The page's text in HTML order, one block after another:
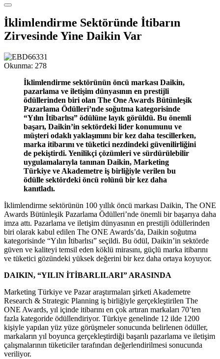
İklimlendirme Sektöründe İtibarın
Zirvesinde Yine Daikin Var
Okunma: 278
İklimlendirme sektörünün öncü markası Daikin,
pazarlama ve iletişim dünyasının en prestijli
ödüllerinden biri olan The One Awards Bütünleşik
Pazarlama Ödülleri’nde soğutma kategorisinde
“Yılın İtibarlısı” ödülüne layık görüldü. Bu önemli
başarı, Daikin’in sektördeki lider konumunu ve
müşteri odaklı yaklaşımını bir kez daha tescillerken,
marka itibarını ve tüketici nezdindeki güvenilirliğini
de pekiştirdi. Yenilikçi çözümleri ve sürdürülebilir
uygulamalarıyla tanınan Daikin, Marketing
Türkiye ve Akademetre iş birliğiyle verilen bu
ödülle sektördeki öncü rolünü bir kez daha
kanıtladı.
İklimlendirme sektörünün 100 yıllık öncü markası Daikin, The ONE
Awards Bütünleşik Pazarlama Ödülleri’nde önemli bir başarıya daha
imza attı. Pazarlama ve iletişim dünyasının en prestijli ödüllerinden
biri olarak kabul edilen The ONE Awards’da, Daikin soğutma
kategorisinde “Yılın İtibarlısı” seçildi. Bu ödül, Daikin’in sektörde
güven ve kaliteyi temsil eden köklü mirasını, güçlü marka itibarını
ve tüketici gözündeki yüksek değerini bir kez daha ortaya koyuyor.
DAIKIN, “YILIN İTİBARLILARI” ARASINDA
Marketing Türkiye ve Pazar araştırmaları şirketi Akademetre
Research & Strategic Planning iş birliğiyle gerçekleştirilen The
ONE Awards, yıl içinde itibarını en çok artıran markaları 70’ten
fazla kategoride ödüllendiriyor. Türkiye genelinde 12 ilde 1200
kişiyle yapılan yüz yüze görüşmeler sonucunda belirlenen ödüller,
markaların yıl boyunca gerçekleştirdiği başarılı pazarlama ve iletişim
çalışmalarının tüketiciler tarafından değerlendirilmesi sonucunda
veriliyor.